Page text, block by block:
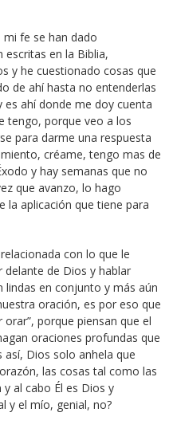
fe se han dado
escritas en la Biblia,
y he cuestionado cosas que
de ahí hasta no entenderlas
es ahí donde me doy cuenta
tengo, porque veo a los
para darme una respuesta
créame, tengo mas de
y hay semanas que no
que avanzo, lo hago
la aplicación que tiene para
con lo que le
de Dios y hablar
lindas en conjunto y más aún
oración, es por eso que
porque piensan que el
oraciones profundas que
Dios solo anhela que
las cosas tal como las
al cabo Él es Dios y
y el mío, genial, no?